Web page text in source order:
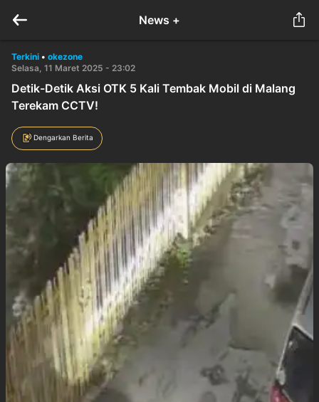
News +
Terkini • okezone
Selasa, 11 Maret 2025 - 23:02
Detik-Detik Aksi OTK 5 Kali Tembak Mobil di Malang
Terekam CCTV!
Dengarkan Berita